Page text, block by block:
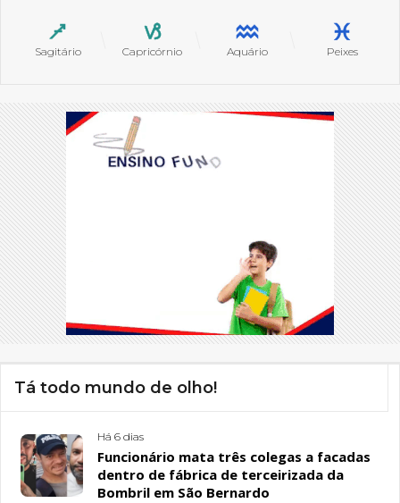
Sagitário Capricórnio Aquário Peixes
Tá todo mundo de olho!
Há 6 dias
Funcionário mata três colegas a facadas
dentro de fábrica de terceirizada da
Bombril em São Bernardo